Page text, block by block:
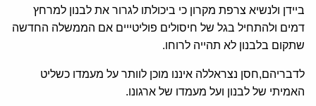
ביידן ולנשיא צרפת מקרון כי ביכולתו לגרור את לבנון למרחץ
דמים ולהתחיל בגל של חיסולים פוליטייים אם הממשלה החדשה
שתקום בלבנון לא תהייה לרוחו.
לדבריהם,חסן נצראללה איננו מוכן לוותר על מעמדו כשליט
האמיתי של לבנון ועל מעמדו של ארגונו.